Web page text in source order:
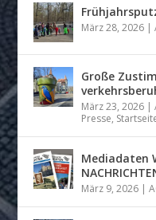
März 28, 2026 |
Große
März 23, 2026 |
Presse,
Mediadaten
März 9, 2026 |